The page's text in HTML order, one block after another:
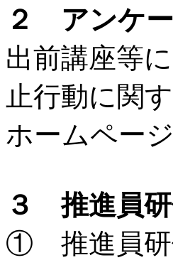
２ アンケ
出前講座等
止行動に関
ホームペー
３ 推進員
① 推進員研